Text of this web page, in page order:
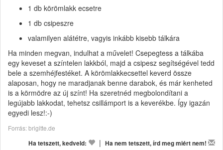
1 db körömlakk ecsetre
1 db csipeszre
valamilyen alátétre, vagyis inkább kisebb tálkára
Ha minden megvan, indulhat a művelet! Csepegtess a tálkába
egy keveset a színtelen lakkból, majd a csipesz segítségével tedd
bele a szemhéjfestéket. A körömlakkecsettel keverd össze
alaposan, hogy ne maradjanak benne darabok, és már kenheted
is a körmödre az új színt! Ha szeretnéd megbolondítani a
legújabb lakkodat, tehetsz csillámport is a keverékbe. Így igazán
egyedi lesz!:-)
Forrás: brigitte.de
Ha tetszett, kedveld:
| Ha nem tetszett, írd meg miért nem!